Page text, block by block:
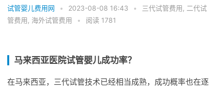
试管婴儿费用网 • 2023-08-08 16:43 • 三代试管费用, 二代试
管费用, 海外试管费用 • 阅读 1781
马来西亚医院试管婴儿成功率？
在马来西亚，三代试管技术已经相当成熟，成功概率也在逐